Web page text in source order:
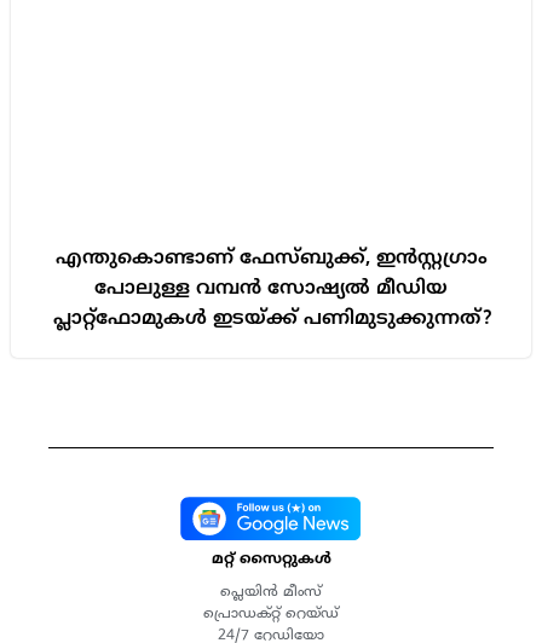
എന്തുകൊണ്ടാണ് ഫേസ്ബുക്ക്, ഇൻസ്റ്റഗ്രാം
പോലുള്ള വമ്പൻ സോഷ്യൽ മീഡിയ
പ്ലാറ്റ്ഫോമുകൾ ഇടയ്ക്ക് പണിമുടുക്കുന്നത്?
മറ്റ് സൈറ്റുകൾ
പ്ലെയിൻ മീംസ്
പ്രൊഡക്റ്റ് റെയ്ഡ്
24/7 റേഡിയോ